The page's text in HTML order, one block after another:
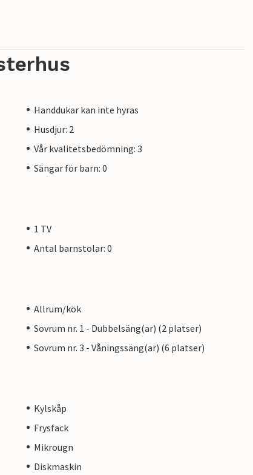
Handdukar kan inte hyras
Husdjur: 2
Vår kvalitetsbedömning: 3
Sängar för barn: 0
1 TV
Antal barnstolar: 0
Allrum/kök
Sovrum nr. 1 - Dubbelsäng(ar) (2 platser)
Sovrum nr. 3 - Våningssäng(ar) (6 platser)
Kylskåp
Frysfack
Mikrougn
Diskmaskin